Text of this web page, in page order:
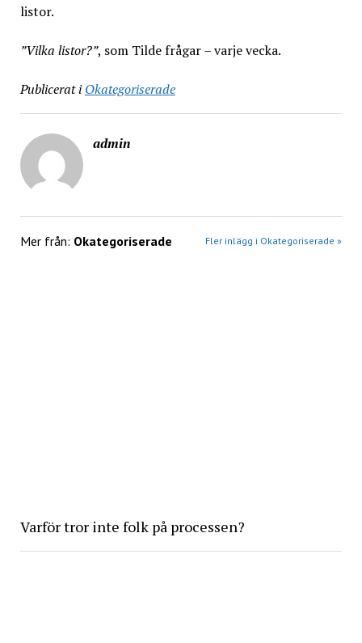
listor.
”Vilka listor?”, som Tilde frågar – varje vecka.
Publicerat i Okategoriserade
admin
Mer från: Okategoriserade Fler inlägg i Okategoriserade »
Varför tror inte folk på processen?